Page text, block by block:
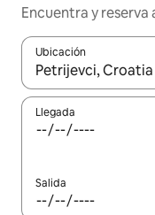
Encuentra y
Ubicación
Cuando los
Llegada
Salida